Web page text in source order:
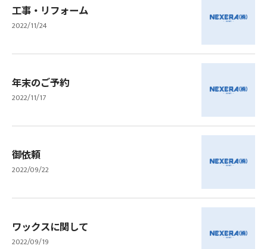
工事・リフォーム
2022/11/24
年末のご予約
2022/11/17
御依頼
2022/09/22
ワックスに関して
2022/09/19